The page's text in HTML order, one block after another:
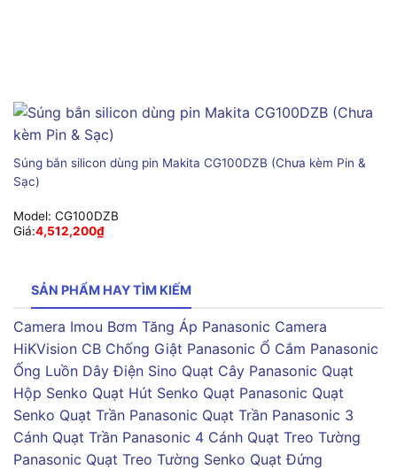
Súng bắn silicon dùng pin Makita CG100DZB (Chưa kèm Pin &
Sạc)
Model: CG100DZB
Giá:4,512,200₫
SẢN PHẨM HAY TÌM KIẾM
Camera Imou Bơm Tăng Áp Panasonic Camera
HiKVision CB Chống Giật Panasonic Ổ Cắm Panasonic
Ống Luồn Dây Điện Sino Quạt Cây Panasonic Quạt
Hộp Senko Quạt Hút Senko Quạt Panasonic Quạt
Senko Quạt Trần Panasonic Quạt Trần Panasonic 3
Cánh Quạt Trần Panasonic 4 Cánh Quạt Treo Tường
Panasonic Quạt Treo Tường Senko Quạt Đứng